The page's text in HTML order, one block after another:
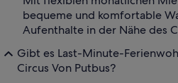
bequeme und komfortable
Aufenthalte in der Nähe des
Gibt es Last-Minute-
Circus Von Putbus?